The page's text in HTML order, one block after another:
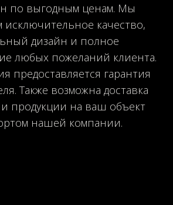
по выгодным ценам. Мы
исключительное качество,
дизайн и полное
любых пожеланий клиента.
предоставляется гарантия
Также возможна доставка
продукции на ваш объект
нашей компании.